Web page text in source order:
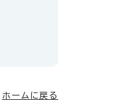
ホームに戻る